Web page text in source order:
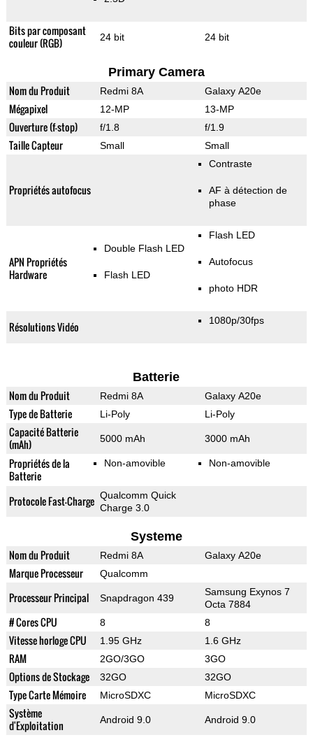
Bits par composant
couleur (RGB)
24 bit 24 bit
Primary Camera
Nom du Produit Redmi 8A Galaxy A20e
Mégapixel 12-MP 13-MP
Ouverture (f-stop) f/1.8 f/1.9
Taille Capteur Small Small
Propriétés autofocus
Contraste
AF à détection de
phase
APN Propriétés
Hardware
Double Flash LED
Flash LED
Flash LED
Autofocus
photo HDR
Résolutions Vidéo 1080p/30fps
Batterie
Nom du Produit Redmi 8A Galaxy A20e
Type de Batterie Li-Poly Li-Poly
Capacité Batterie
(mAh)
5000 mAh 3000 mAh
Propriétés de la
Batterie
Non-amovible Non-amovible
Protocole Fast-Charge Qualcomm Quick
Charge 3.0
Systeme
Nom du Produit Redmi 8A Galaxy A20e
Marque Processeur Qualcomm
Processeur Principal Snapdragon 439
Samsung Exynos 7
Octa 7884
# Cores CPU 8 8
Vitesse horloge CPU 1.95 GHz 1.6 GHz
RAM 2GO/3GO 3GO
Options de Stockage 32GO 32GO
Type Carte Mémoire MicroSDXC MicroSDXC
Système
d'Exploitation
Android 9.0 Android 9.0